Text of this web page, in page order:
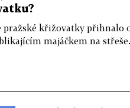
pražské křižovatky přihnalo
majáčkem na